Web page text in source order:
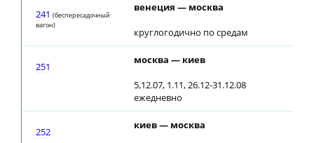
241 (беспересадочный
вагон)
венеция — москва
круглогодично по средам
251
москва — киев
5,12.07, 1.11, 26.12-31.12.08
ежедневно
252
киев — москва